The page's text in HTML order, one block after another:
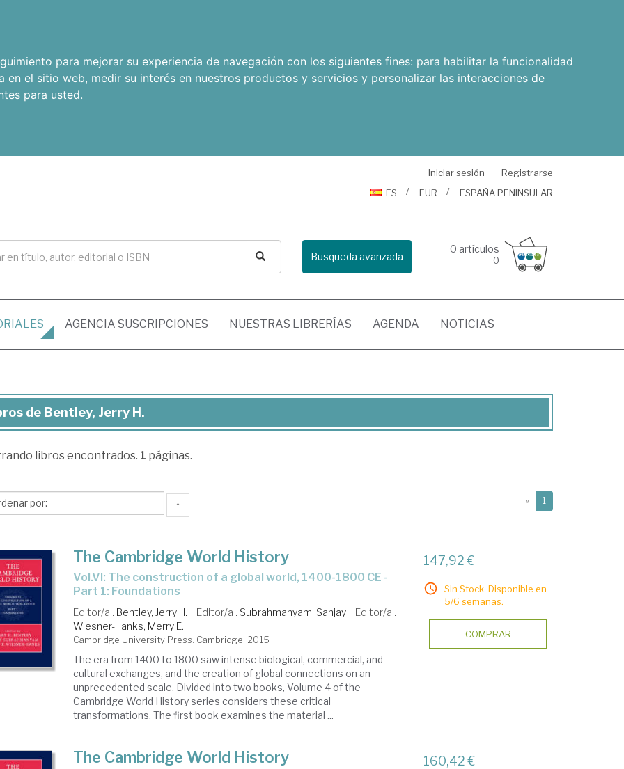
para mejorar su experiencia de navegación con los siguientes fines: para habilitar la funcionalidad
en el sitio web, medir su interés en nuestros productos y servicios y personalizar las interacciones de
para usted.
Iniciar sesión
Registrarse
ES
EUR ESPAÑA PENINSULAR
Busqueda avanzada
0 artículos
0
AGENCIA SUSCRIPCIONES NUESTRAS LIBRERÍAS AGENDA NOTICIAS
de Bentley, Jerry H.
libros encontrados. 1 páginas.
↑ « 1
The Cambridge World History
Vol.VI: The construction of a global world, 1400-1800 CE -
Part 1: Foundations
Editor/a . Bentley, Jerry H. Editor/a . Subrahmanyam, Sanjay
Editor/a .
Wiesner-Hanks, Merry E.
Cambridge University Press. Cambridge, 2015
The era from 1400 to 1800 saw intense biological, commercial, and
cultural exchanges, and the creation of global connections on an
unprecedented scale. Divided into two books, Volume 4 of the
Cambridge World History series considers these critical
transformations. The first book examines the material ...
147,92 €
Sin Stock. Disponible en
5/6 semanas.
COMPRAR
The Cambridge World History 160,42 €